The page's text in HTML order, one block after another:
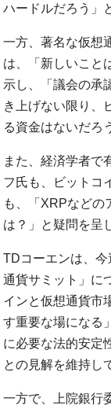
ハードルだろう」
一方、著名な仮想
は、「新しいこと
示し、「議会の承
き上げない限り、
る資金はないだろ
また、経済学者で
フ氏も、ビットコ
も、「XRPなどの
は？」と疑問を呈
TDコーエンは、
通貨サミット」に
インと仮想通貨市
す重要な場になる
に必要な法的安定
との見解を維持し
一方で、上院銀行